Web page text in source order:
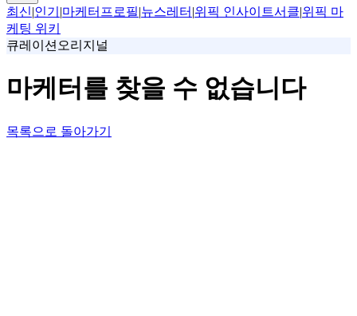
최신|인기 |마케터프로필|뉴스레터 |위픽 인사이트서클|위픽 마
케팅 위키
큐레이션 오리지널
마케터를 찾을 수 없습니다
목록으로 돌아가기